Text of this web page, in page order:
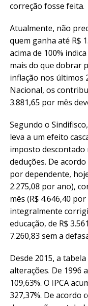
correção fosse feita.
Atualmente, não
quem ganha até R$
acima de 100%
mais do que dobrar
inflação nos últimos
Nacional, os
3.881,65 por mês
Segundo o
leva a um efeito
imposto
deduções. De
por dependente,
2.275,08 por ano),
mês (R$ 4.646,40
integralmente
educação, de R$
7.260,83 sem a
Desde 2015, a
alterações. De 1996
109,63%. O IPCA
327,37%. De acordo